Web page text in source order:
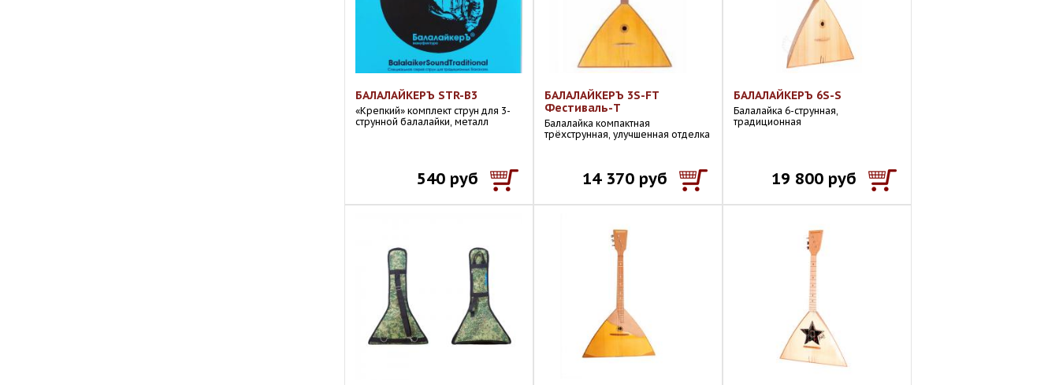
БАЛАЛАЙКЕРЪ STR-B3
«Крепкий» комплект струн для 3-
струнной балалайки, металл
540 руб
БАЛАЛАЙКЕРЪ 3S-FT
Фестиваль-Т
Балалайка компактная
трёхструнная, улучшенная отделка
14 370 руб
БАЛАЛАЙКЕРЪ 6S-S
Балалайка 6-струнная,
традиционная
19 800 руб